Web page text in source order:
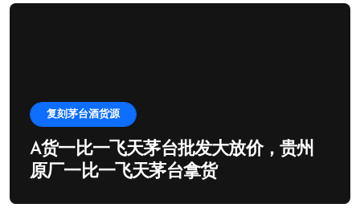
复刻茅台酒货源
A货一比一飞天茅台批发大放价，贵州
原厂一比一飞天茅台拿货